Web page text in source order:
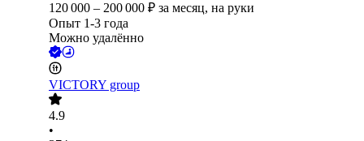
120 000 – 200 000 ₽ за месяц, на руки
Опыт 1-3 года
Можно удалённо
VICTORY group
4.9
•